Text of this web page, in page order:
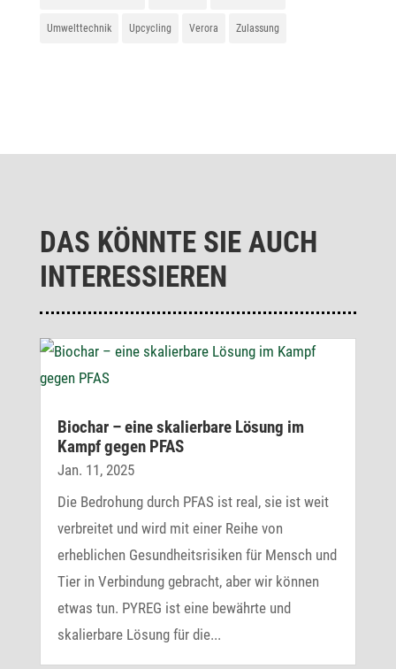
Umwelttechnik Upcycling Verora Zulassung
DAS KÖNNTE SIE AUCH
INTERESSIEREN
Biochar – eine skalier­bare Lösung im
Kampf gegen PFAS
Jan. 11, 2025
Die Bedrohung durch PFAS ist real, sie ist weit
verbreitet und wird mit einer Reihe von
erheblichen Gesundheitsrisiken für Mensch und
Tier in Verbindung gebracht, aber wir können
etwas tun. PYREG ist eine bewährte und
skalierbare Lösung für die...